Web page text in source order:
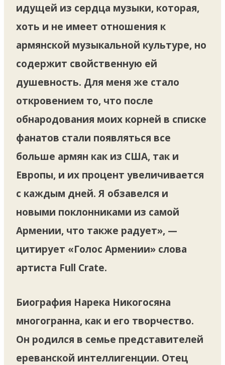
идущей из сердца музыки, которая,
хоть и не имеет отношения к
армянской музыкальной культуре, но
содержит свойственную ей
душевность. Для меня же стало
откровением то, что после
обнародования моих корней в списке
фанатов стали появляться все
больше армян как из США, так и
Европы, и их процент увеличивается
с каждым дней. Я обзавелся и
новыми поклонниками из самой
Армении, что также радует», —
цитирует «Голос Армении» слова
артиста Full Crate.
Биография Нарека Никогосяна
многогранна, как и его творчество.
Он родился в семье представителей
ереванской интеллигенции. Отец